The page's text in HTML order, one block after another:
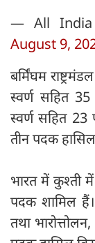
— All India
August 9,
बर्मिंघम
स्वर्ण सहित
स्वर्ण सहित 23
तीन पदक
भारत में कुश्ती
पदक शामिल
तथा